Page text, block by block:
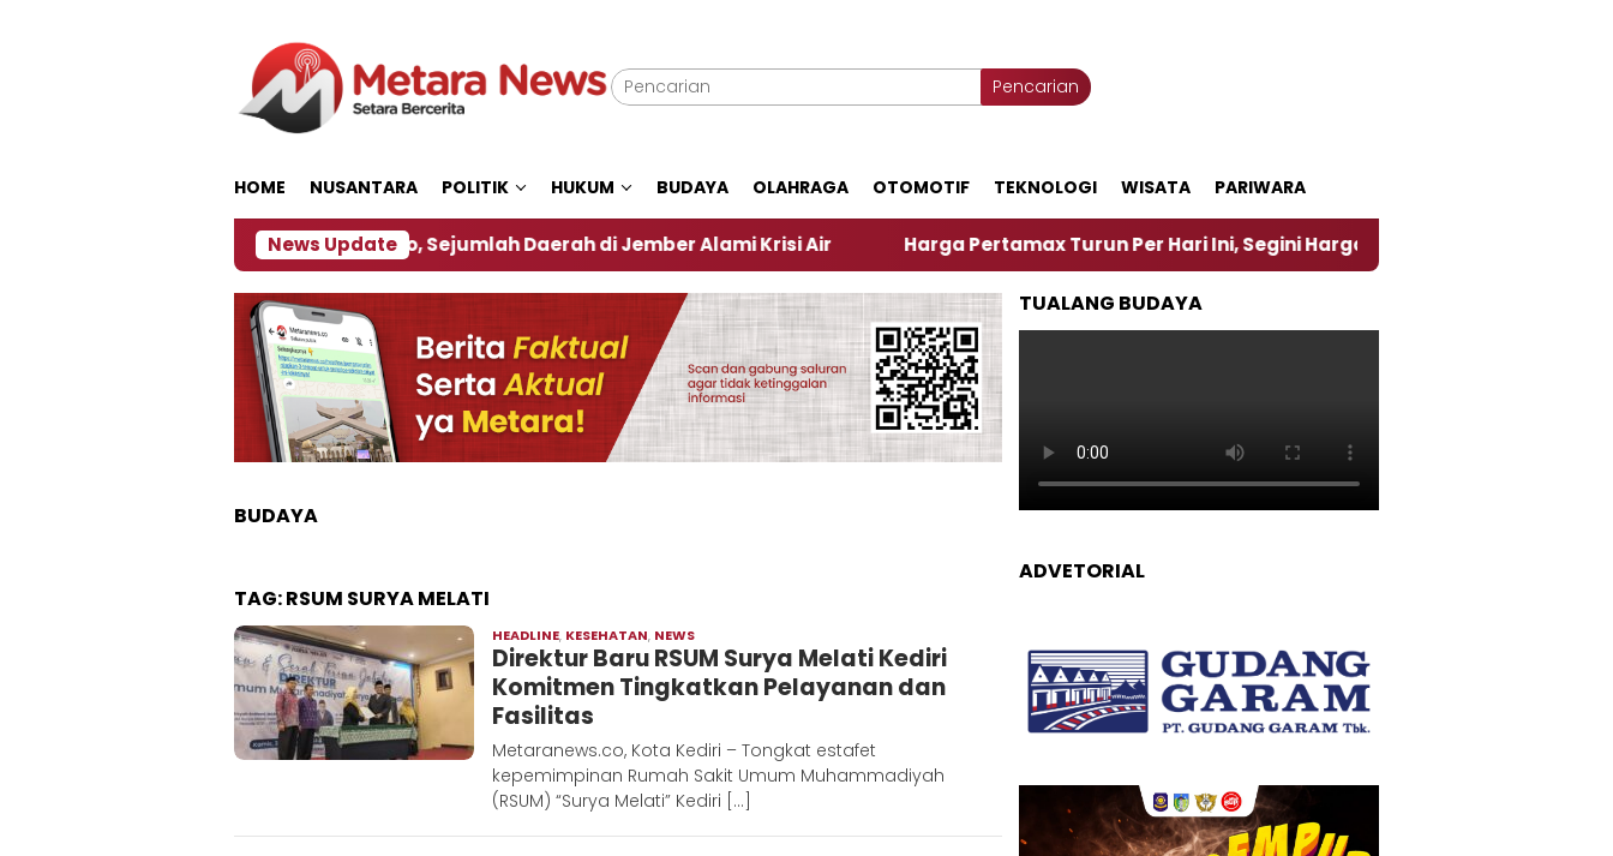
Pencarian
HOME NUSANTARA POLITIK HUKUM BUDAYA OLAHRAGA OTOMOTIF TEKNOLOGI WISATA PARIWARA
News Update
Dampak El Nino, Sejumlah Daerah di Jember Alami Krisi Air Harga Pertamax Turun Per Hari Ini, Segini Harganya
BUDAYA
TAG:RSUM SURYA MELATI
HEADLINE, KESEHATAN, NEWS
Hadi
Direktur Baru RSUM Surya Melati Kediri
Komitmen Tingkatkan Pelayanan dan
Fasilitas
Metaranews.co, Kota Kediri – Tongkat estafet
kepemimpinan Rumah Sakit Umum Muhammadiyah
(RSUM) “Surya Melati” Kediri […]
TUALANG BUDAYA
ADVETORIAL